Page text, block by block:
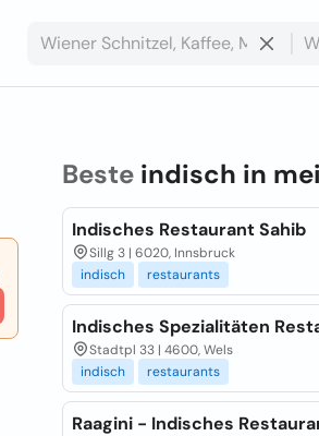
Beste indisch in
Indisches Restaurant Sahib
Sillg 3 | 6020, Innsbruck
indisch
restaurants
Indisches Spezialitäten
Stadtpl 33 | 4600, Wels
indisch
restaurants
Raagini - Indisches